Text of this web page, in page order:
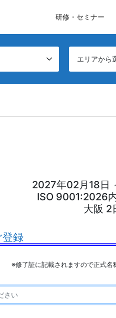
研修・セミナー
エリアから
2027年02月18日
ISO 9001:2026
大阪 2
登録
※修了証に記載されますので正式名